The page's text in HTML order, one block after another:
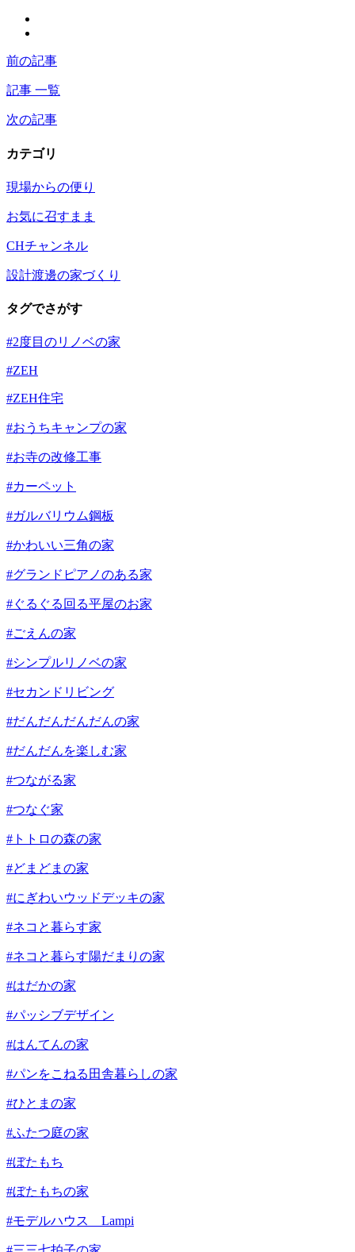
前の記事
記事 一覧
次の記事
カテゴリ
現場からの便り
お気に召すまま
CHチャンネル
設計渡邊の家づくり
タグでさがす
#2度目のリノベの家
#ZEH
#ZEH住宅
#おうちキャンプの家
#お寺の改修工事
#カーペット
#ガルバリウム鋼板
#かわいい三角の家
#グランドピアノのある家
#ぐるぐる回る平屋のお家
#ごえんの家
#シンプルリノベの家
#セカンドリビング
#だんだんだんだんの家
#だんだんを楽しむ家
#つながる家
#つなぐ家
#トトロの森の家
#どまどまの家
#にぎわいウッドデッキの家
#ネコと暮らす家
#ネコと暮らす陽だまりの家
#はだかの家
#パッシブデザイン
#はんてんの家
#パンをこねる田舎暮らしの家
#ひとまの家
#ふたつ庭の家
#ぼたもち
#ぼたもちの家
#モデルハウス Lampi